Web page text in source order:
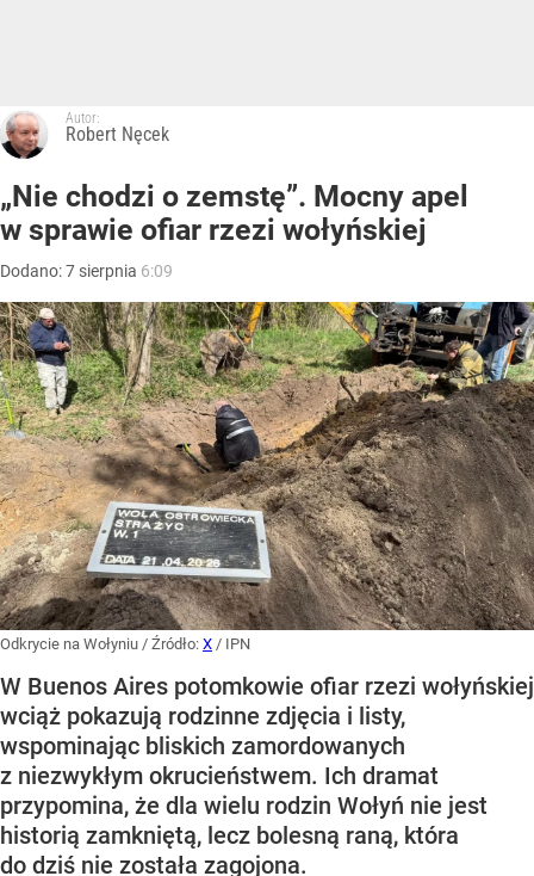
Autor:
Robert Nęcek
„Nie chodzi o zemstę”. Mocny apel
w sprawie ofiar rzezi wołyńskiej
Dodano:7 sierpnia 6:09
Odkrycie na Wołyniu / Źródło: X / IPN
W Buenos Aires potomkowie ofiar rzezi wołyńskiej
wciąż pokazują rodzinne zdjęcia i listy,
wspominając bliskich zamordowanych
z niezwykłym okrucieństwem. Ich dramat
przypomina, że dla wielu rodzin Wołyń nie jest
historią zamkniętą, lecz bolesną raną, która
do dziś nie została zagojona.